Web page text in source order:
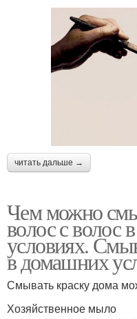
читать дальше →
Чем можно
волос с волос
условиях.
в домашних
Смывать краску дома
Хозяйственное мыло